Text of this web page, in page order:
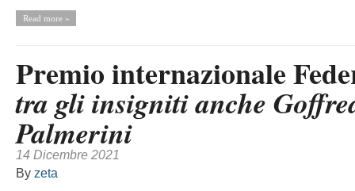
Read more »
Premio internazionale
tra gli insigniti anche
Palmerini
14 Dicembre 2021
By zeta